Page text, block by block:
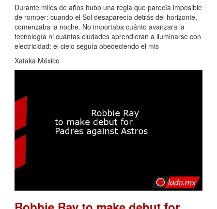
Durante miles de años hubo una regla que parecía imposible
de romper: cuando el Sol desaparecía detrás del horizonte,
comenzaba la noche. No importaba cuánto avanzara la
tecnología ni cuántas ciudades aprendieran a iluminarse con
electricidad: el cielo seguía obedeciendo el mis
Xataka México